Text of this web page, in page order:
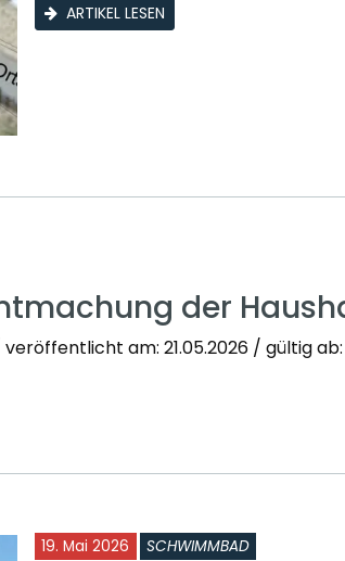
ARTIKEL LESEN
der
am: 21.05.2026 / gültig ab:
19. Mai 2026 SCHWIMMBAD